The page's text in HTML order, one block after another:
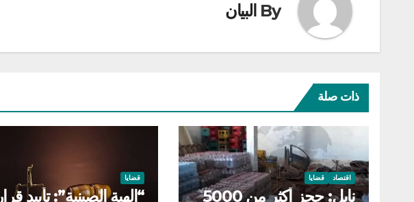
By البيان
ذات صلة
اقتصاد قضايا
نابل: حجز أكثر من 5000
قضايا
“الهبة الصينية”: تأييد قرار